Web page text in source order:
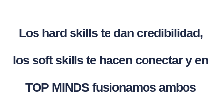
Los hard skills te dan credibilidad,
los soft skills te hacen conectar y en
TOP MINDS fusionamos ambos